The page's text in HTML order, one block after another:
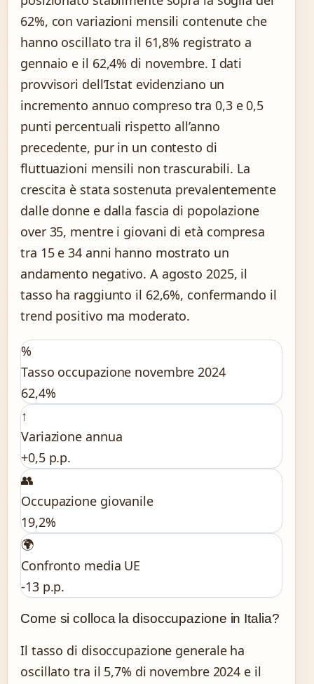
62%, con variazioni mensili contenute che
hanno oscillato tra il 61,8% registrato a
gennaio e il 62,4% di novembre. I dati
provvisori dell’Istat evidenziano un
incremento annuo compreso tra 0,3 e 0,5
punti percentuali rispetto all’anno
precedente, pur in un contesto di
fluttuazioni mensili non trascurabili. La
crescita è stata sostenuta prevalentemente
dalle donne e dalla fascia di popolazione
over 35, mentre i giovani di età compresa
tra 15 e 34 anni hanno mostrato un
andamento negativo. A agosto 2025, il
tasso ha raggiunto il 62,6%, confermando il
trend positivo ma moderato.
%
Tasso occupazione novembre 2024
62,4%
↑
Variazione annua
+0,5 p.p.
👥
Occupazione giovanile
19,2%
🌍
Confronto media UE
-13 p.p.
Come si colloca la disoccupazione in Italia?
Il tasso di disoccupazione generale ha
oscillato tra il 5,7% di novembre 2024 e il